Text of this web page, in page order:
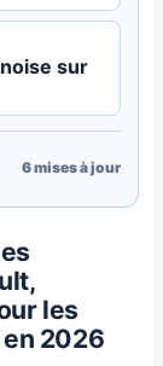
sur
6mises à jour
les
2026